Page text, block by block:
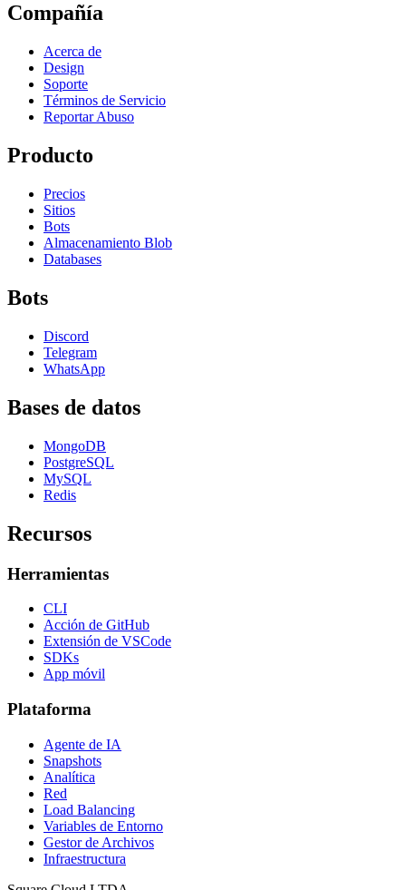
Compañía
Acerca de
Design
Soporte
Términos de Servicio
Reportar Abuso
Producto
Precios
Sitios
Bots
Almacenamiento Blob
Databases
Bots
Discord
Telegram
WhatsApp
Bases de datos
MongoDB
PostgreSQL
MySQL
Redis
Recursos
Herramientas
CLI
Acción de GitHub
Extensión de VSCode
SDKs
App móvil
Plataforma
Agente de IA
Snapshots
Analítica
Red
Load Balancing
Variables de Entorno
Gestor de Archivos
Infraestructura